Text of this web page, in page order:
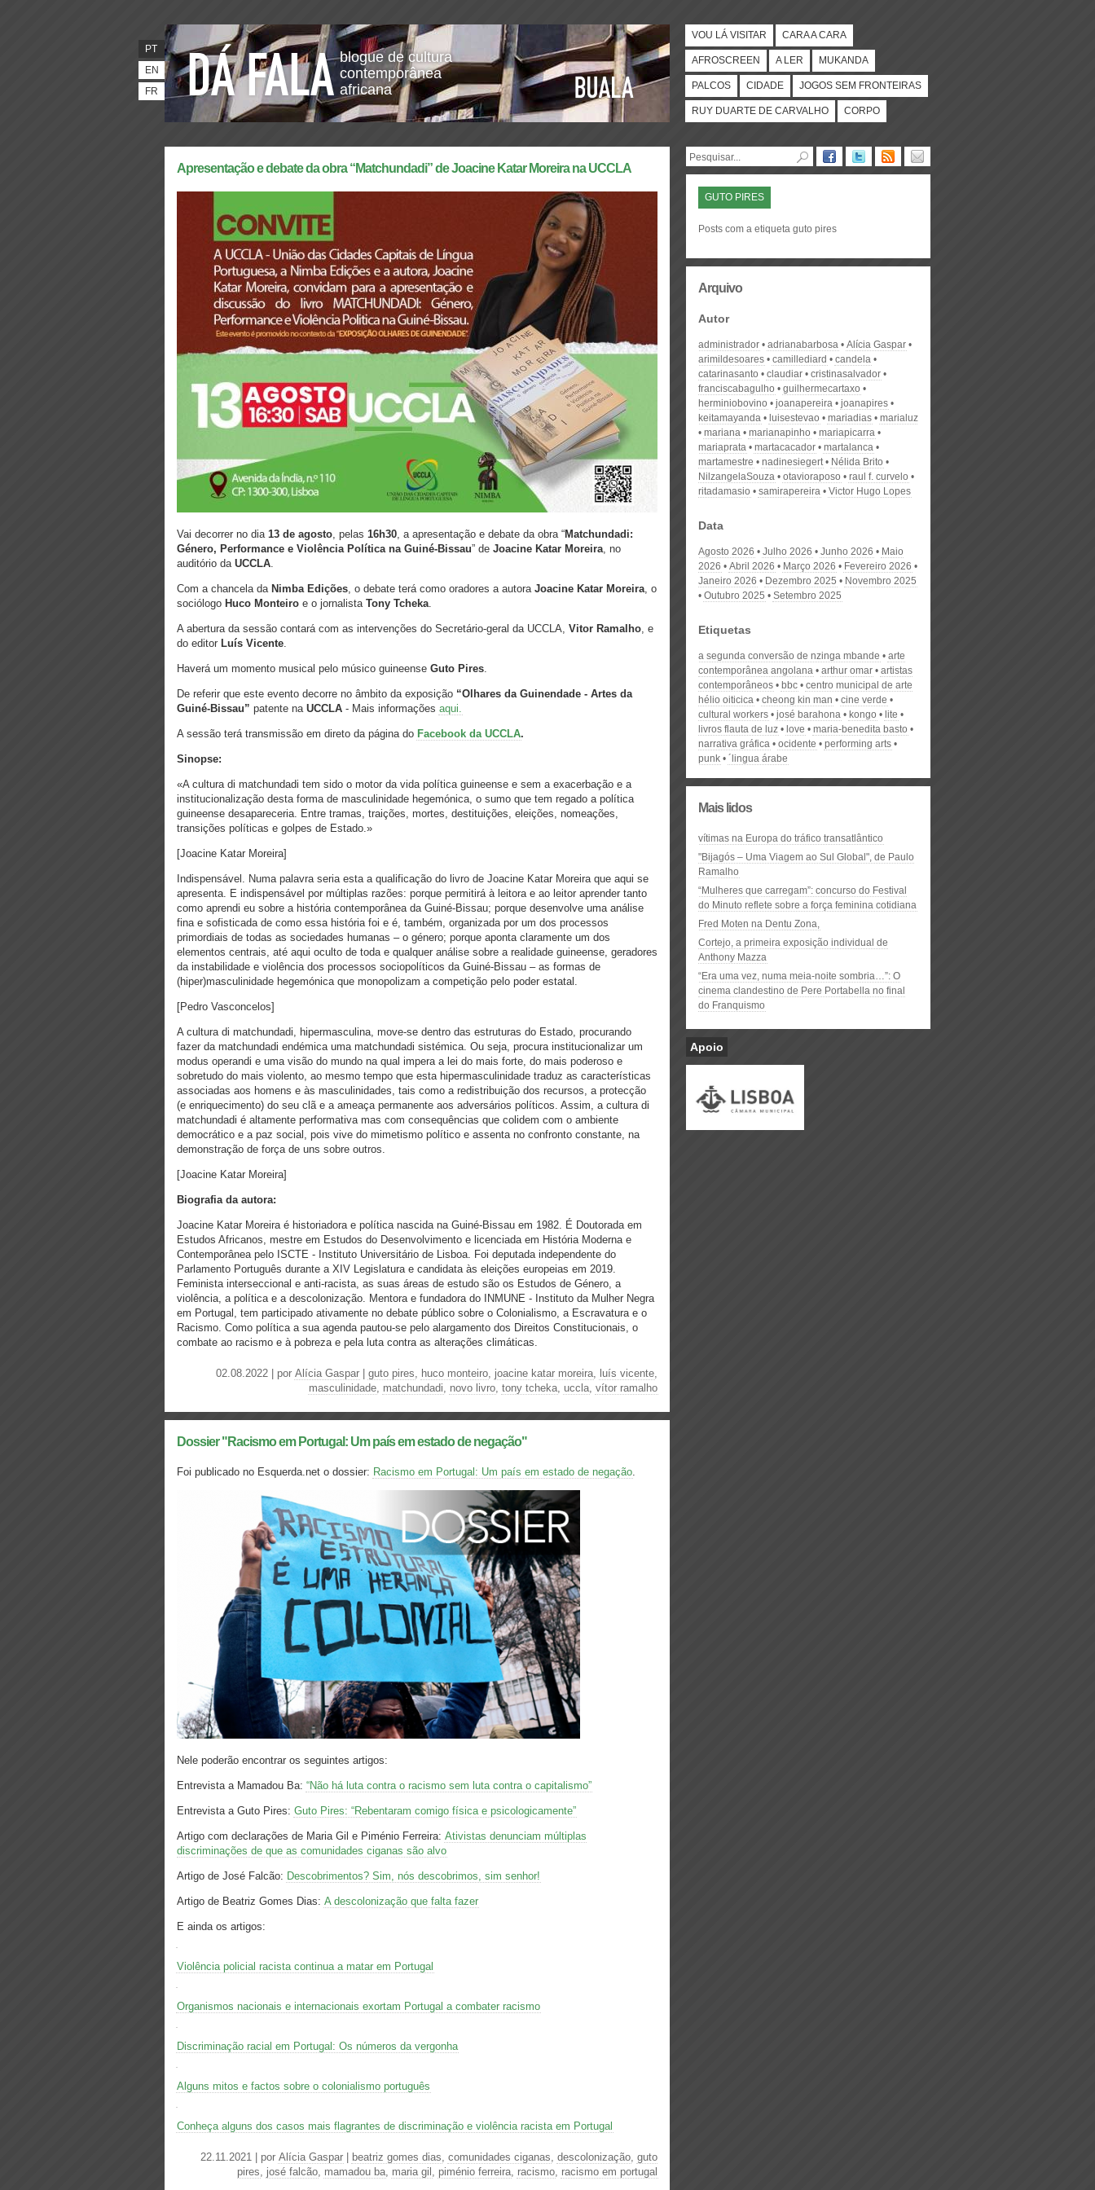
blogue de cultura
contemporânea
africana
PT
EN
FR
VOU LÁ VISITAR CARA A CARA
AFROSCREEN A LER MUKANDA
PALCOS CIDADE JOGOS SEM FRONTEIRAS
RUY DUARTE DE CARVALHO CORPO
Apresentação e debate da obra “Matchundadi” de Joacine Katar Moreira na UCCLA
Vai decorrer no dia 13 de agosto, pelas 16h30, a apresentação e debate da obra “Matchundadi:
Género, Performance e Violência Política na Guiné-Bissau” de Joacine Katar Moreira, no
auditório da UCCLA.
Com a chancela da Nimba Edições, o debate terá como oradores a autora Joacine Katar Moreira, o
sociólogo Huco Monteiro e o jornalista Tony Tcheka.
A abertura da sessão contará com as intervenções do Secretário-geral da UCCLA, Vitor Ramalho, e
do editor Luís Vicente.
Haverá um momento musical pelo músico guineense Guto Pires.
De referir que este evento decorre no âmbito da exposição “Olhares da Guinendade - Artes da
Guiné-Bissau” patente na UCCLA - Mais informações aqui.
A sessão terá transmissão em direto da página do Facebook da UCCLA.
Sinopse:
«A cultura di matchundadi tem sido o motor da vida política guineense e sem a exacerbação e a
institucionalização desta forma de masculinidade hegemónica, o sumo que tem regado a política
guineense desapareceria. Entre tramas, traições, mortes, destituições, eleições, nomeações,
transições políticas e golpes de Estado.»
[Joacine Katar Moreira]
Indispensável. Numa palavra seria esta a qualificação do livro de Joacine Katar Moreira que aqui se
apresenta. E indispensável por múltiplas razões: porque permitirá à leitora e ao leitor aprender tanto
como aprendi eu sobre a história contemporânea da Guiné-Bissau; porque desenvolve uma análise
fina e sofisticada de como essa história foi e é, também, organizada por um dos processos
primordiais de todas as sociedades humanas – o género; porque aponta claramente um dos
elementos centrais, até aqui oculto de toda e qualquer análise sobre a realidade guineense, geradores
da instabilidade e violência dos processos sociopolíticos da Guiné-Bissau – as formas de
(hiper)masculinidade hegemónica que monopolizam a competição pelo poder estatal.
[Pedro Vasconcelos]
A cultura di matchundadi, hipermasculina, move-se dentro das estruturas do Estado, procurando
fazer da matchundadi endémica uma matchundadi sistémica. Ou seja, procura institucionalizar um
modus operandi e uma visão do mundo na qual impera a lei do mais forte, do mais poderoso e
sobretudo do mais violento, ao mesmo tempo que esta hipermasculinidade traduz as características
associadas aos homens e às masculinidades, tais como a redistribuição dos recursos, a protecção
(e enriquecimento) do seu clã e a ameaça permanente aos adversários políticos. Assim, a cultura di
matchundadi é altamente performativa mas com consequências que colidem com o ambiente
democrático e a paz social, pois vive do mimetismo político e assenta no confronto constante, na
demonstração de força de uns sobre outros.
[Joacine Katar Moreira]
Biografia da autora:
Joacine Katar Moreira é historiadora e política nascida na Guiné-Bissau em 1982. É Doutorada em
Estudos Africanos, mestre em Estudos do Desenvolvimento e licenciada em História Moderna e
Contemporânea pelo ISCTE - Instituto Universitário de Lisboa. Foi deputada independente do
Parlamento Português durante a XIV Legislatura e candidata às eleições europeias em 2019.
Feminista interseccional e anti-racista, as suas áreas de estudo são os Estudos de Género, a
violência, a política e a descolonização. Mentora e fundadora do INMUNE - Instituto da Mulher Negra
em Portugal, tem participado ativamente no debate público sobre o Colonialismo, a Escravatura e o
Racismo. Como política a sua agenda pautou-se pelo alargamento dos Direitos Constitucionais, o
combate ao racismo e à pobreza e pela luta contra as alterações climáticas.
02.08.2022 | por Alícia Gaspar guto pires, huco monteiro, joacine katar moreira, luís vicente,
masculinidade, matchundadi, novo livro, tony tcheka, uccla, vítor ramalho
Dossier "Racismo em Portugal: Um país em estado de negação"
Foi publicado no Esquerda.net o dossier: Racismo em Portugal: Um país em estado de negação.
Nele poderão encontrar os seguintes artigos:
Entrevista a Mamadou Ba: “Não há luta contra o racismo sem luta contra o capitalismo”
Entrevista a Guto Pires: Guto Pires: “Rebentaram comigo física e psicologicamente”
Artigo com declarações de Maria Gil e Piménio Ferreira: Ativistas denunciam múltiplas
discriminações de que as comunidades ciganas são alvo
Artigo de José Falcão: Descobrimentos? Sim, nós descobrimos, sim senhor!
Artigo de Beatriz Gomes Dias: A descolonização que falta fazer
E ainda os artigos:
Violência policial racista continua a matar em Portugal
Organismos nacionais e internacionais exortam Portugal a combater racismo
Discriminação racial em Portugal: Os números da vergonha
Alguns mitos e factos sobre o colonialismo português
Conheça alguns dos casos mais flagrantes de discriminação e violência racista em Portugal
22.11.2021 | por Alícia Gaspar beatriz gomes dias, comunidades ciganas, descolonização, guto
pires, josé falcão, mamadou ba, maria gil , piménio ferreira, racismo, racismo em portugal
GUTO PIRES
Posts com a etiqueta guto pires
Arquivo
Autor
administrador adrianabarbosa
Alícia Gaspar
arimildesoares
camillediard
candela
catarinasanto
claudiar
cristinasalvador
franciscabagulho
guilhermecartaxo
herminiobovino
joanapereira
joanapires
keitamayanda
luisestevao mariadias
marialuz
mariana
marianapinho
mariapicarra
mariaprata
martacacador
martalanca
martamestre
nadinesiegert
Nélida Brito
NilzangelaSouza
otavioraposo
raul f. curvelo
ritadamasio
samirapereira Victor Hugo Lopes
Data
Agosto 2026 Julho 2026 Junho 2026
Maio
2026
Abril 2026 Março 2026
Fevereiro 2026
Janeiro 2026
Dezembro 2025
Novembro 2025
Outubro 2025
Setembro 2025
Etiquetas
a segunda conversão de nzinga mbande
arte
contemporânea angolana
arthur omar
artistas
contemporâneos
bbc
centro municipal de arte
hélio oiticica
cheong kin man
cine verde
cultural workers
josé barahona kongo
lite
livros flauta de luz
love
maria-benedita basto
narrativa gráfica
ocidente
performing arts
punk
´lingua árabe
Mais lidos
vítimas na Europa do tráfico transatlântico
"Bijagós – Uma Viagem ao Sul Global", de Paulo
Ramalho
“Mulheres que carregam”: concurso do Festival
do Minuto reflete sobre a força feminina cotidiana
Fred Moten na Dentu Zona,
Cortejo, a primeira exposição individual de
Anthony Mazza
“Era uma vez, numa meia-noite sombria…”: O
cinema clandestino de Pere Portabella no final
do Franquismo
Apoio